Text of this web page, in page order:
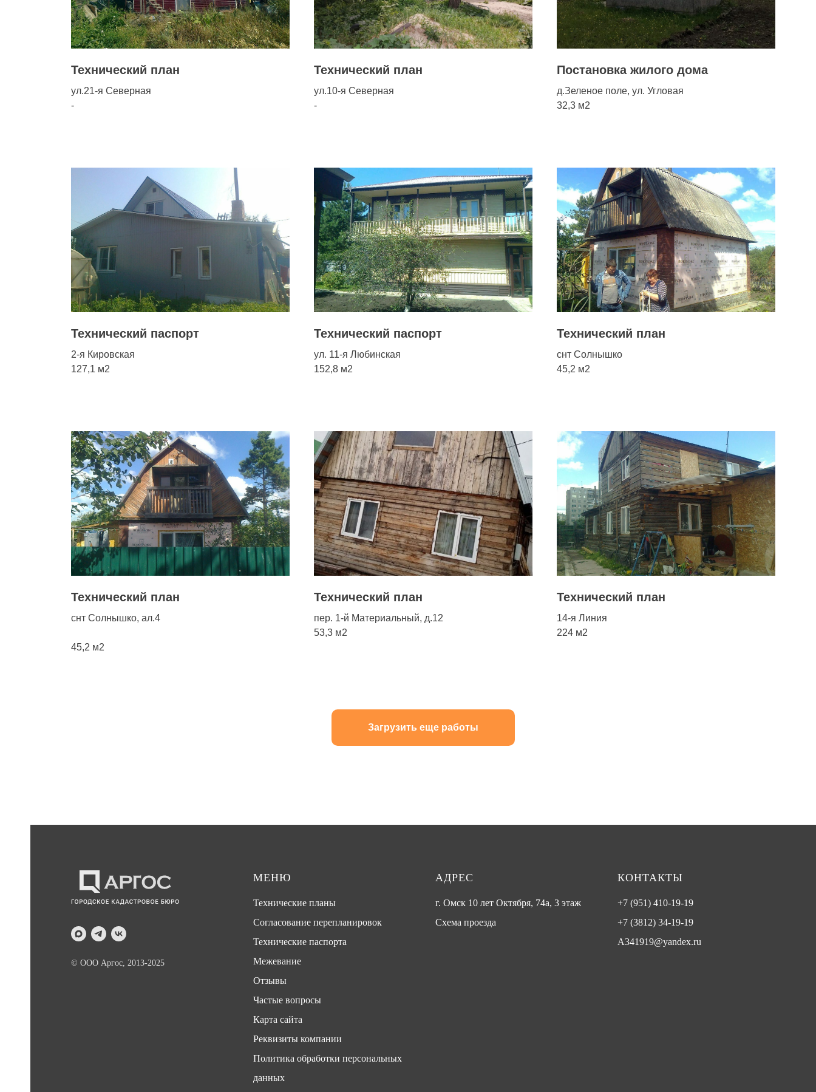
Технический план
ул.21-я Северная
-
Технический план
ул.10-я Северная
-
Постановка жилого дома
д.Зеленое поле, ул. Угловая
32,3 м2
Технический паспорт
2-я Кировская
127,1 м2
Технический паспорт
ул. 11-я Любинская
152,8 м2
Технический план
снт Солнышко
45,2 м2
Технический план
снт Солнышко, ал.4
45,2 м2
Технический план
пер. 1-й Материальный, д.12
53,3 м2
Технический план
14-я Линия
224 м2
Загрузить еще работы
© ООО Аргос, 2013-2025
МЕНЮ
Технические планы
Согласование перепланировок
Технические паспорта
Межевание
Отзывы
Частые вопросы
Карта сайта
Реквизиты компании
Политика обработки персональных
данных
АДРЕС
г. Омск 10 лет Октября, 74а, 3 этаж
Схема проезда
КОНТАКТЫ
+7 (951) 410-19-19
+7 (3812) 34-19-19
A341919@yandex.ru